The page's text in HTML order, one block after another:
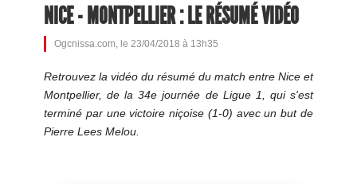
NICE - MONTPELLIER : LE RÉSUMÉ VIDÉO
Ogcnissa.com, le 23/04/2018 à 13h35
Retrouvez la vidéo du résumé du match entre Nice et
Montpellier, de la 34e journée de Ligue 1, qui s'est
terminé par une victoire niçoise (1-0) avec un but de
Pierre Lees Melou.